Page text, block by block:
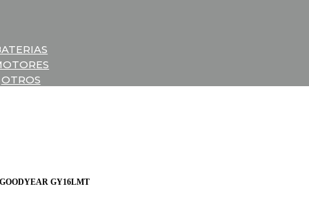
OTROS
GY16LMT